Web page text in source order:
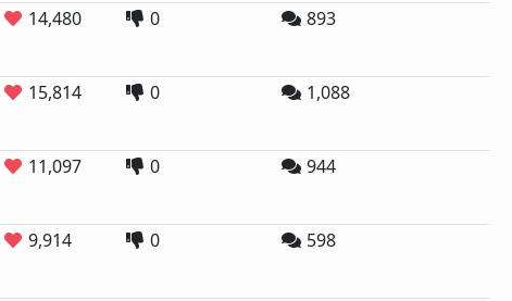
14,480 0 893
15,814 0 1,088
11,097 0 944
9,914 0 598